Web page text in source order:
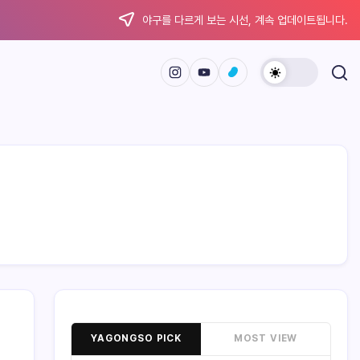
야구를 다르게 보는 시선, 계속 업데이트됩니다.
YAGONGSO PICK MOST VIEW